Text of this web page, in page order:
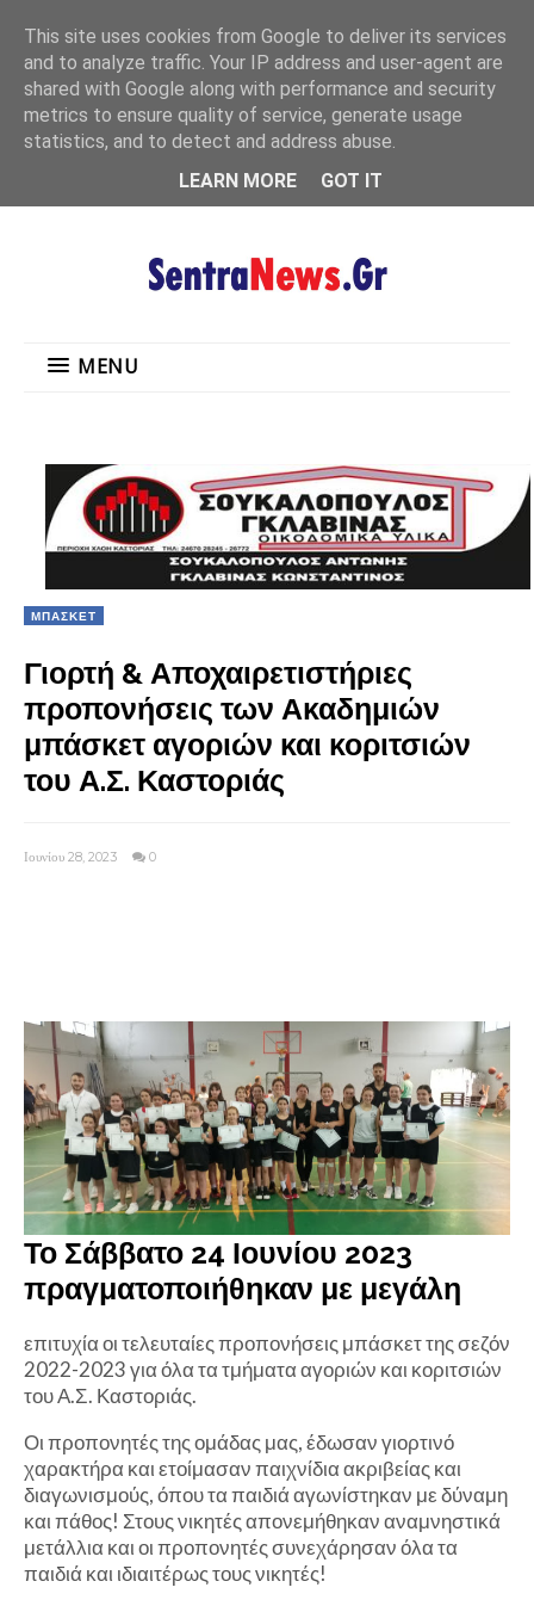
MENU
MENU
ΜΠΑΣΚΕΤ
Γιορτή & Αποχαιρετιστήριες
προπονήσεις των Ακαδημιών
μπάσκετ αγοριών και κοριτσιών
του Α.Σ. Καστοριάς
Ιουνίου 28, 2023 0
Το Σάββατο 24 Ιουνίου 2023
πραγματοποιήθηκαν με μεγάλη
επιτυχία οι τελευταίες προπονήσεις μπάσκετ της σεζόν
2022-2023 για όλα τα τμήματα αγοριών και κοριτσιών
του Α.Σ. Καστοριάς.
Οι προπονητές της ομάδας μας, έδωσαν γιορτινό
χαρακτήρα και ετοίμασαν παιχνίδια ακριβείας και
διαγωνισμούς, όπου τα παιδιά αγωνίστηκαν με δύναμη
και πάθος! Στους νικητές απονεμήθηκαν αναμνηστικά
μετάλλια και οι προπονητές συνεχάρησαν όλα τα
παιδιά και ιδιαιτέρως τους νικητές!
This site uses cookies from Google to deliver its services
and to analyze traffic. Your IP address and user-agent are
shared with Google along with performance and security
metrics to ensure quality of service, generate usage
statistics, and to detect and address abuse.
LEARN MORE
GOT IT